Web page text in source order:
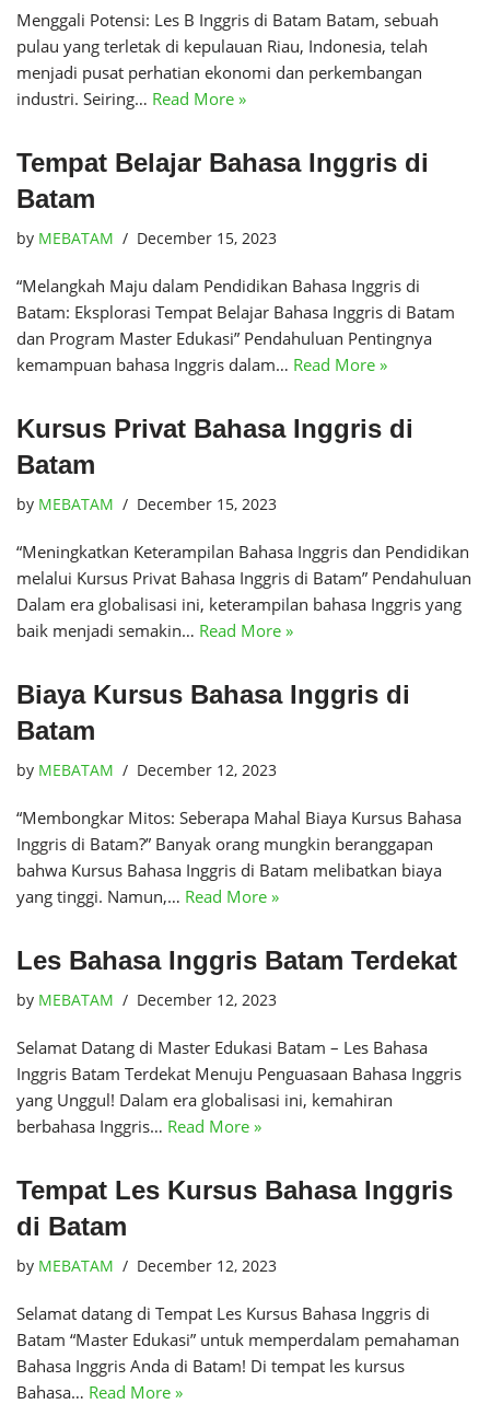
Menggali Potensi: Les B Inggris di Batam Batam, sebuah
pulau yang terletak di kepulauan Riau, Indonesia, telah
menjadi pusat perhatian ekonomi dan perkembangan
industri. Seiring… Read More »
Tempat Belajar Bahasa Inggris di
Batam
by MEBATAM December 15, 2023
“Melangkah Maju dalam Pendidikan Bahasa Inggris di
Batam: Eksplorasi Tempat Belajar Bahasa Inggris di Batam
dan Program Master Edukasi” Pendahuluan Pentingnya
kemampuan bahasa Inggris dalam… Read More »
Kursus Privat Bahasa Inggris di
Batam
by MEBATAM December 15, 2023
“Meningkatkan Keterampilan Bahasa Inggris dan Pendidikan
melalui Kursus Privat Bahasa Inggris di Batam” Pendahuluan
Dalam era globalisasi ini, keterampilan bahasa Inggris yang
baik menjadi semakin… Read More »
Biaya Kursus Bahasa Inggris di
Batam
by MEBATAM December 12, 2023
“Membongkar Mitos: Seberapa Mahal Biaya Kursus Bahasa
Inggris di Batam?” Banyak orang mungkin beranggapan
bahwa Kursus Bahasa Inggris di Batam melibatkan biaya
yang tinggi. Namun,… Read More »
Les Bahasa Inggris Batam Terdekat
by MEBATAM December 12, 2023
Selamat Datang di Master Edukasi Batam – Les Bahasa
Inggris Batam Terdekat Menuju Penguasaan Bahasa Inggris
yang Unggul! Dalam era globalisasi ini, kemahiran
berbahasa Inggris… Read More »
Tempat Les Kursus Bahasa Inggris
di Batam
by MEBATAM December 12, 2023
Selamat datang di Tempat Les Kursus Bahasa Inggris di
Batam “Master Edukasi” untuk memperdalam pemahaman
Bahasa Inggris Anda di Batam! Di tempat les kursus
Bahasa… Read More »